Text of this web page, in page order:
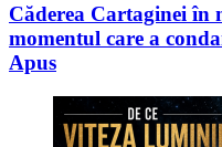
Căderea Cartaginei în
momentul care a
Apus